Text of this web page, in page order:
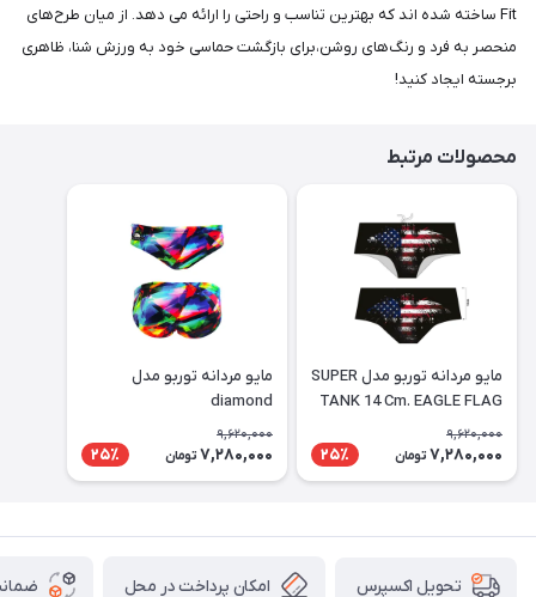
Fit ساخته شده اند که بهترین تناسب و راحتی را ارائه می دهد. از میان طرح‌های
منحصر به فرد و رنگ‌های روشن،برای بازگشت حماسی خود به ورزش شنا، ظاهری
برجسته ایجاد کنید!
محصولات مرتبط
مايو مردانه توربو مدل SUPER
TANK 14 Cm. EAGLE FLAG
9,620,000
7,280,000 تومان 25٪
مايو مردانه توربو مدل
diamond
9,620,000
7,280,000 تومان 25٪
تحویل اکسپرس امکان پرداخت در محل